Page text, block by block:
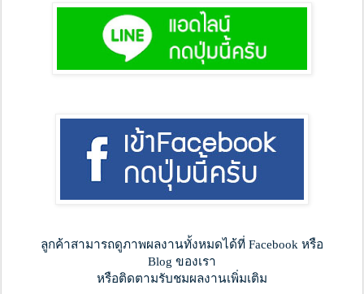
ลูกค้าสามารถดูภาพผลงานทั้งหมดได้ที่ Facebook หรือ
Blog ของเรา
หรือติดตามรับชมผลงานเพิ่มเติม